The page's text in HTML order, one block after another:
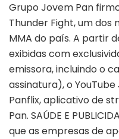
Grupo Jovem Pan
Thunder Fight, um
MMA do país. A partir
exibidas com
emissora, incluindo o
assinatura), o
Panflix, aplicativo de
Pan. SAÚDE E
que as empresas de